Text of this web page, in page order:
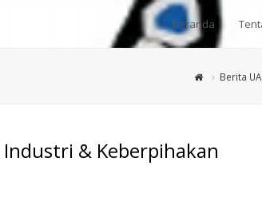
Beranda
Berita UAI
& Keberpihakan